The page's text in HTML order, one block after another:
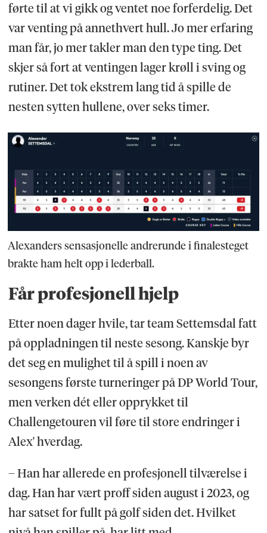
førte til at vi gikk og ventet noe forferdelig. Det
var venting på annethvert hull. Jo mer erfaring
man får, jo mer takler man den type ting. Det
skjer så fort at ventingen lager krøll i sving og
rutiner. Det tok ekstrem lang tid å spille de
nesten sytten hullene, over seks timer.
Alexanders sensasjonelle andrerunde i finalesteget
brakte ham helt opp i lederball.
Får profesjonell hjelp
Etter noen dager hvile, tar team Settemsdal fatt
på oppladningen til neste sesong. Kanskje byr
det seg en mulighet til å spill i noen av
sesongens første turneringer på DP World Tour,
men verken dét eller opprykket til
Challengetouren vil føre til store endringer i
Alex' hverdag.
– Han har allerede en profesjonell tilværelse i
dag. Han har vært proff siden august i 2023, og
har satset for fullt på golf siden det. Hvilket